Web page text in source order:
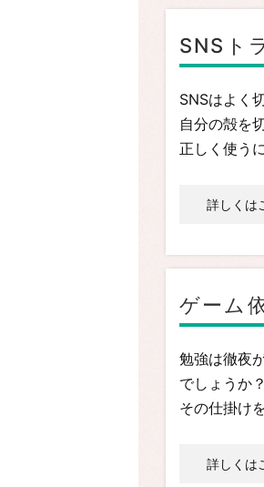
SNSト
SNSはよく
自分の殻を
正しく使う
詳しくは
ゲーム
勉強は徹夜
でしょうか？
その仕掛け
詳しくは